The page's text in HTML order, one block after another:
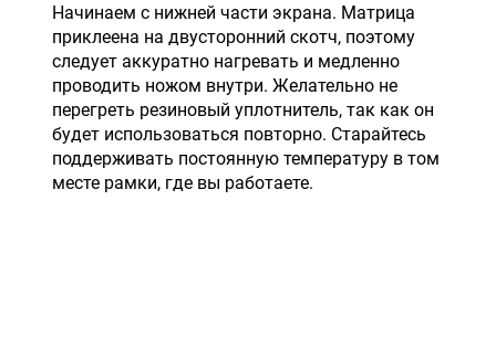
Начинаем с нижней части экрана. Матрица
приклеена на двусторонний скотч, поэтому
следует аккуратно нагревать и медленно
проводить ножом внутри. Желательно не
перегреть резиновый уплотнитель, так как он
будет использоваться повторно. Старайтесь
поддерживать постоянную температуру в том
месте рамки, где вы работаете.